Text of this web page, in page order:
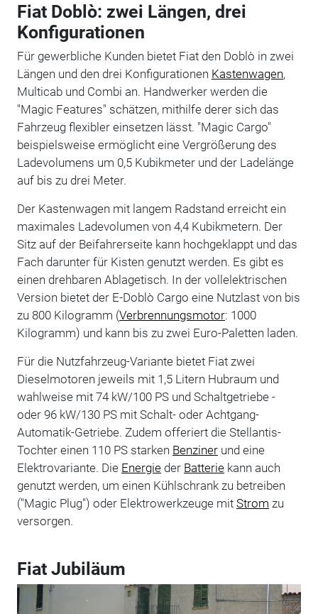
Fiat Doblò: zwei Längen, drei
Konfigurationen
Für gewerbliche Kunden bietet Fiat den Doblò in zwei
Längen und den drei Konfigurationen Kastenwagen,
Multicab und Combi an. Handwerker werden die
"Magic Features" schätzen, mithilfe derer sich das
Fahrzeug flexibler einsetzen lässt. "Magic Cargo"
beispielsweise ermöglicht eine Vergrößerung des
Ladevolumens um 0,5 Kubikmeter und der Ladelänge
auf bis zu drei Meter.
Der Kastenwagen mit langem Radstand erreicht ein
maximales Ladevolumen von 4,4 Kubikmetern. Der
Sitz auf der Beifahrerseite kann hochgeklappt und das
Fach darunter für Kisten genutzt werden. Es gibt es
einen drehbaren Ablagetisch. In der vollelektrischen
Version bietet der E-Doblò Cargo eine Nutzlast von bis
zu 800 Kilogramm (Verbrennungsmotor: 1000
Kilogramm) und kann bis zu zwei Euro-Paletten laden.
Für die Nutzfahrzeug-Variante bietet Fiat zwei
Dieselmotoren jeweils mit 1,5 Litern Hubraum und
wahlweise mit 74 kW/100 PS und Schaltgetriebe -
oder 96 kW/130 PS mit Schalt- oder Achtgang-
Automatik-Getriebe. Zudem offeriert die Stellantis-
Tochter einen 110 PS starken Benzinerund eine
Elektrovariante. Die Energieder Batteriekann auch
genutzt werden, um einen Kühlschrank zu betreiben
("Magic Plug") oder Elektrowerkzeuge mit Strom zu
versorgen.
Fiat Jubiläum